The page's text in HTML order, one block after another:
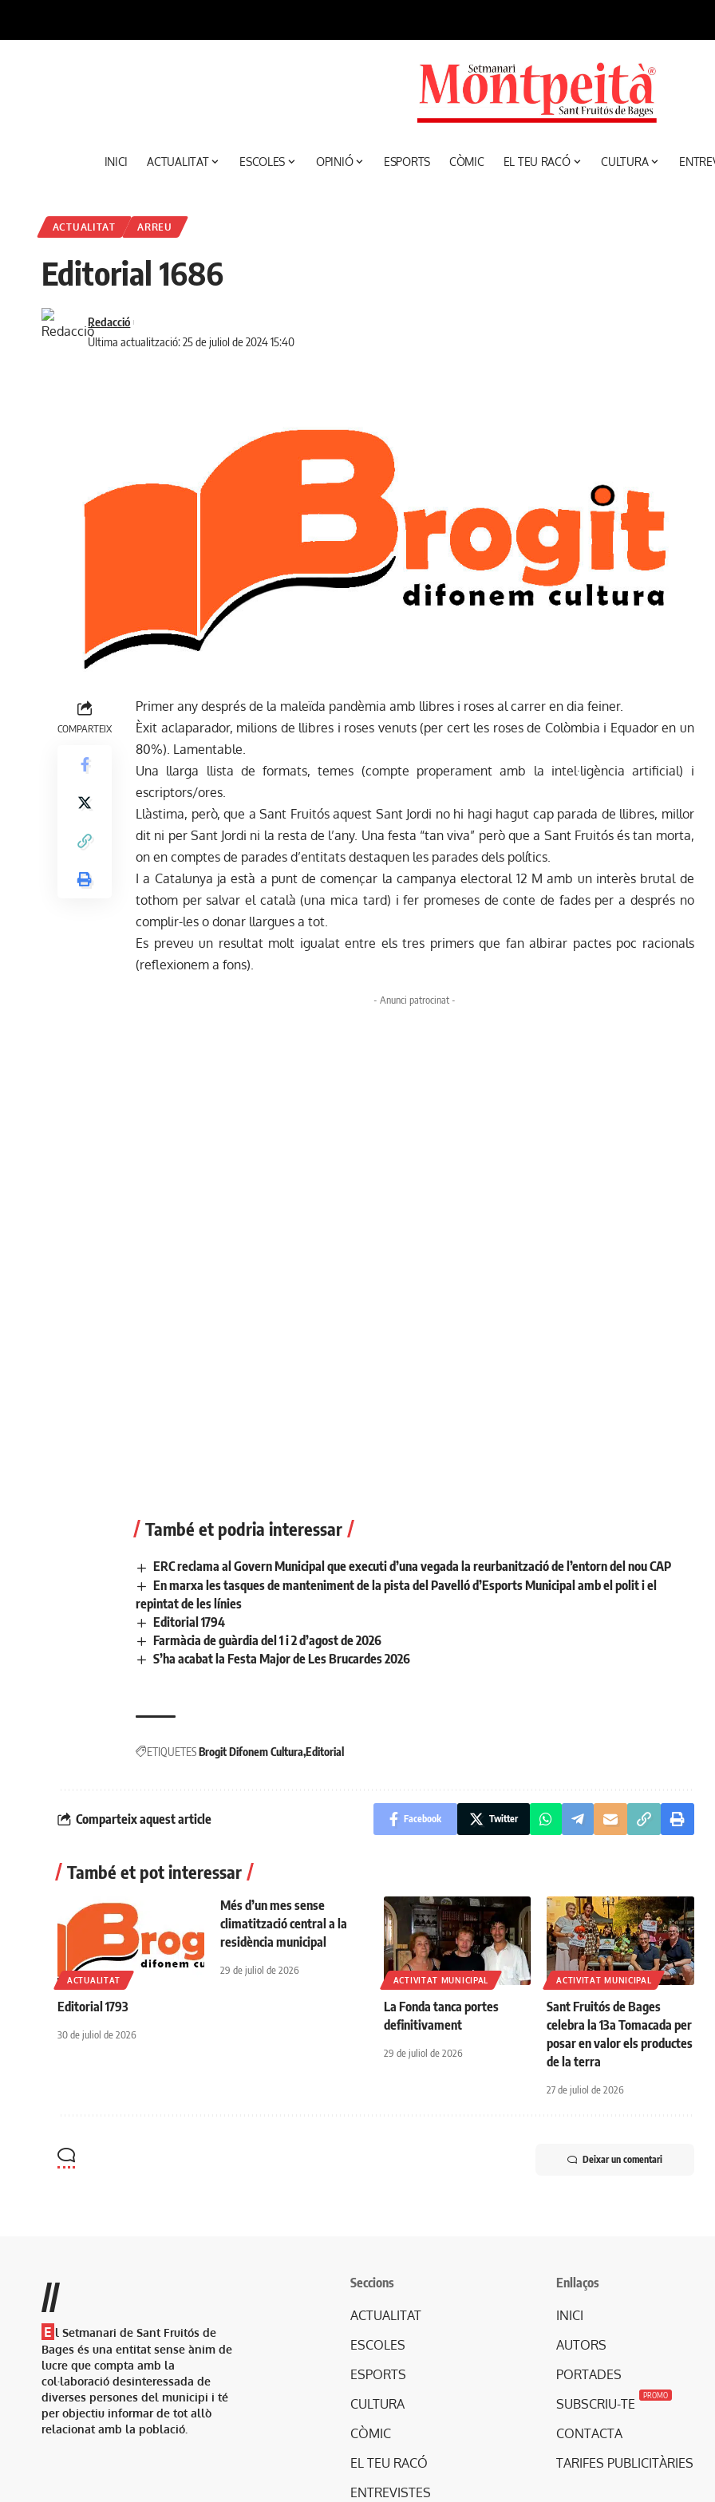
INICI ACTUALITAT ESCOLES OPINIÓ ESPORTS CÒMIC EL TEU RACÓ CULTURA
ACTUALITAT ARREU
Editorial 1686
Última actualització: 25 de juliol de 2024 15:40
Redacció
COMPARTEIX
Primer any després de la maleïda pandèmia amb llibres i roses al carrer en dia feiner.
Èxit aclaparador, milions de llibres i roses venuts (per cert les roses de Colòmbia i Equador en un
80%). Lamentable.
Una llarga llista de formats, temes (compte properament amb la intel·ligència artificial) i
escriptors/ores.
Llàstima, però, que a Sant Fruitós aquest Sant Jordi no hi hagi hagut cap parada de llibres, millor
dit ni per Sant Jordi ni la resta de l’any. Una festa “tan viva” però que a Sant Fruitós és tan morta,
on en comptes de parades d’entitats destaquen les parades dels polítics.
I a Catalunya ja està a punt de començar la campanya electoral 12 M amb un interès brutal de
tothom per salvar el català (una mica tard) i fer promeses de conte de fades per a després no
complir-les o donar llargues a tot.
Es preveu un resultat molt igualat entre els tres primers que fan albirar pactes poc racionals
(reflexionem a fons).
- Anunci patrocinat -
També et podria interessar
ERC reclama al Govern Municipal que executi d’una vegada la reurbanització de l’entorn del nou CAP
En marxa les tasques de manteniment de la pista del Pavelló d’Esports Municipal amb el polit i el
repintat de les línies
Editorial 1794
Farmàcia de guàrdia del 1 i 2 d’agost de 2026
S’ha acabat la Festa Major de Les Brucardes 2026
ETIQUETESBrogit Difonem Cultura Editorial
Comparteix aquest article Facebook Twitter
També et pot interessar
ACTUALITAT
Editorial 1793
30 de juliol de 2026
Més d’un mes sense
climatització central a la
residència municipal
29 de juliol de 2026
ACTIVITAT MUNICIPAL
La Fonda tanca portes
definitivament
29 de juliol de 2026
ACTIVITAT MUNICIPAL
Sant Fruitós de Bages
celebra la 13a Tomacada per
posar en valor els productes
de la terra
27 de juliol de 2026
Deixar un comentari
//
E l Setmanari de Sant Fruitós de
Bages és una entitat sense ànim de
lucre que compta amb la
col·laboració desinteressada de
diverses persones del municipi i té
per objectiu informar de tot allò
relacionat amb la població.
Seccions
ACTUALITAT
ESCOLES
ESPORTS
CULTURA
CÒMIC
EL TEU RACÓ
ENTREVISTES
Enllaços
INICI
AUTORS
PORTADES
SUBSCRIU-TE
PROMO
CONTACTA
TARIFES PUBLICITÀRIES